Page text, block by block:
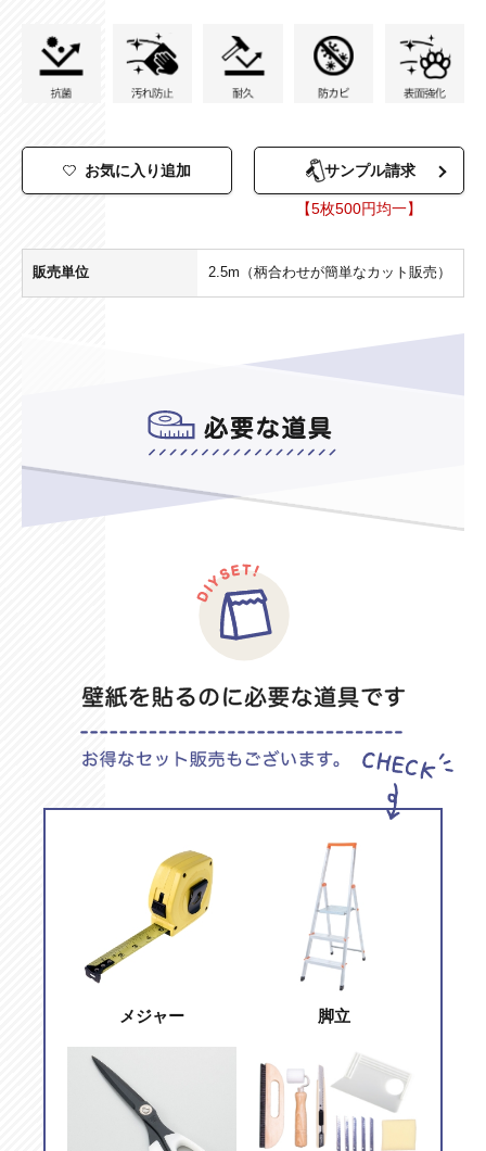
お気に入り追加 サンプル請求
【5枚500円均一】
販売単位 2.5m（柄合わせが簡単なカット販売）
メジャー 脚立